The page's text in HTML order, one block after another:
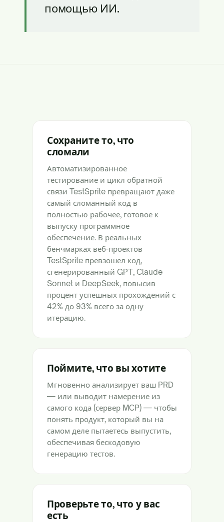
помощью ИИ.
Сохраните то, что
сломали
Автоматизированное
тестирование и цикл обратной
связи TestSprite превращают даже
самый сломанный код в
полностью рабочее, готовое к
выпуску программное
обеспечение. В реальных
бенчмарках веб-проектов
TestSprite превзошел код,
сгенерированный GPT, Claude
Sonnet и DeepSeek, повысив
процент успешных прохождений с
42% до 93% всего за одну
итерацию.
Поймите, что вы хотите
Мгновенно анализирует ваш PRD
— или выводит намерение из
самого кода (сервер MCP) — чтобы
понять продукт, который вы на
самом деле пытаетесь выпустить,
обеспечивая бескодовую
генерацию тестов.
Проверьте то, что у вас
есть